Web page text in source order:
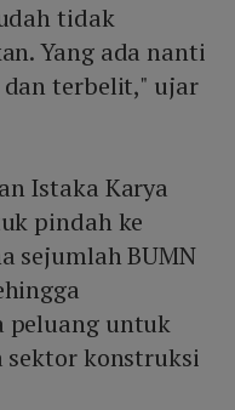
tidak
Yang ada nanti
terbelit," ujar
Istaka Karya
pindah ke
sejumlah BUMN
peluang untuk
sektor konstruksi